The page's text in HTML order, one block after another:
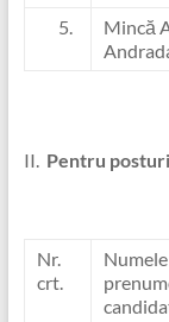
5.
Mincă
II. Pentru
Nr.
crt.